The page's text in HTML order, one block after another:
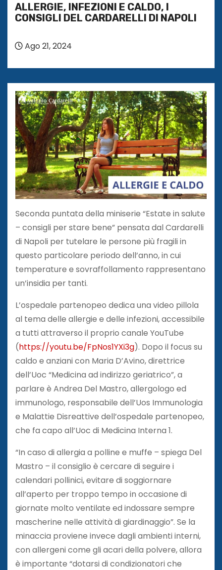
ALLERGIE, INFEZIONI E CALDO, I
CONSIGLI DEL CARDARELLI DI NAPOLI
Ago 21, 2024
Seconda puntata della miniserie “Estate in salute
– consigli per stare bene” pensata dal Cardarelli
di Napoli per tutelare le persone più fragili in
questo particolare periodo dell’anno, in cui
temperature e sovraffollamento rappresentano
un’insidia per tanti.
L’ospedale partenopeo dedica una video pillola
al tema delle allergie e delle infezioni, accessibile
a tutti attraverso il proprio canale YouTube
(https://youtu.be/FpNos1YXi3g). Dopo il focus su
caldo e anziani con Maria D’Avino, direttrice
dell’Uoc “Medicina ad indirizzo geriatrico”, a
parlare è Andrea Del Mastro, allergologo ed
immunologo, responsabile dell’Uos Immunologia
e Malattie Disreattive dell’ospedale partenopeo,
che fa capo all’Uoc di Medicina Interna 1.
“In caso di allergia a polline e muffe – spiega Del
Mastro – il consiglio è cercare di seguire i
calendari pollinici, evitare di soggiornare
all’aperto per troppo tempo in occasione di
giornate molto ventilate ed indossare sempre
mascherine nelle attività di giardinaggio”. Se la
minaccia proviene invece dagli ambienti interni,
con allergeni come gli acari della polvere, allora
è importante “dotarsi di condizionatori che